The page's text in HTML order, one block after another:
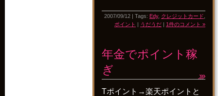
2007/09/12 | Tags: Edy, クレジットカード
ポイント | うだうだ | 1件のコメント »
年金でポイント稼
ぎ
Tポイント→楽天ポイントと